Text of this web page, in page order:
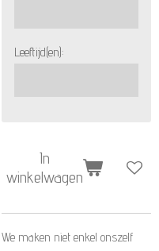
Leeftijd(en):
In
winkelwagen
We maken niet enkel onszelf